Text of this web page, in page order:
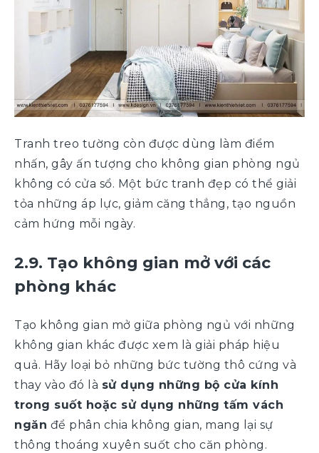
Tranh treo tường còn được dùng làm điểm
nhấn, gây ấn tượng cho không gian phòng ngủ
không có cửa sổ. Một bức tranh đẹp có thể giải
tỏa những áp lực, giảm căng thẳng, tạo nguồn
cảm hứng mỗi ngày.
2.9. Tạo không gian mở với các
phòng khác
Tạo không gian mở giữa phòng ngủ với những
không gian khác được xem là giải pháp hiệu
quả. Hãy loại bỏ những bức tường thô cứng và
thay vào đó là sử dụng những bộ cửa kính
trong suốt hoặc sử dụng những tấm vách
ngăn để phân chia không gian, mang lại sự
thông thoáng xuyên suốt cho căn phòng.